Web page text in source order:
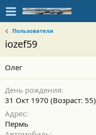
Пользователи
iozef59
Олег
День рождения
31 Окт 1970 (Возраст: 55)
Адрес
Пермь